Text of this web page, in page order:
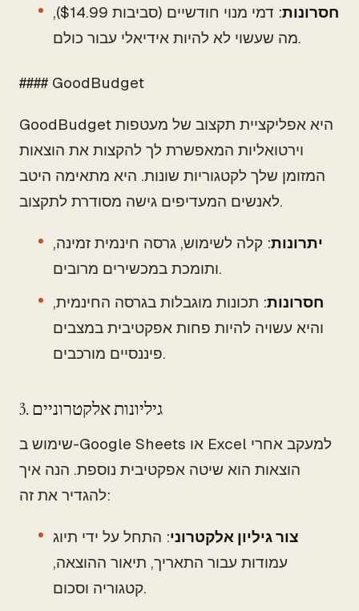
חסרונות
: דמי מנוי חודשיים (סביבות $14.99),
מה שעשוי לא להיות אידיאלי עבור כולם.
#### GoodBudget
GoodBudget היא אפליקציית תקצוב של מעטפות
וירטואליות המאפשרת לך להקצות את הוצאות
המזומן שלך לקטגוריות שונות. היא מתאימה היטב
לאנשים המעדיפים גישה מסודרת לתקצוב.
יתרונות: קלה לשימוש, גרסה חינמית זמינה,
ותומכת במכשירים מרובים.
חסרונות: תכונות מוגבלות בגרסה החינמית,
והיא עשויה להיות פחות אפקטיבית במצבים
פיננסיים מורכבים.
3. גיליונות אלקטרוניים
שימוש ב-Google Sheets או Excel למעקב אחרי
הוצאות הוא שיטה אפקטיבית נוספת. הנה איך
להגדיר את זה:
צור גיליון אלקטרוני: התחל על ידי תיוג
עמודות עבור התאריך, תיאור ההוצאה,
קטגוריה וסכום.